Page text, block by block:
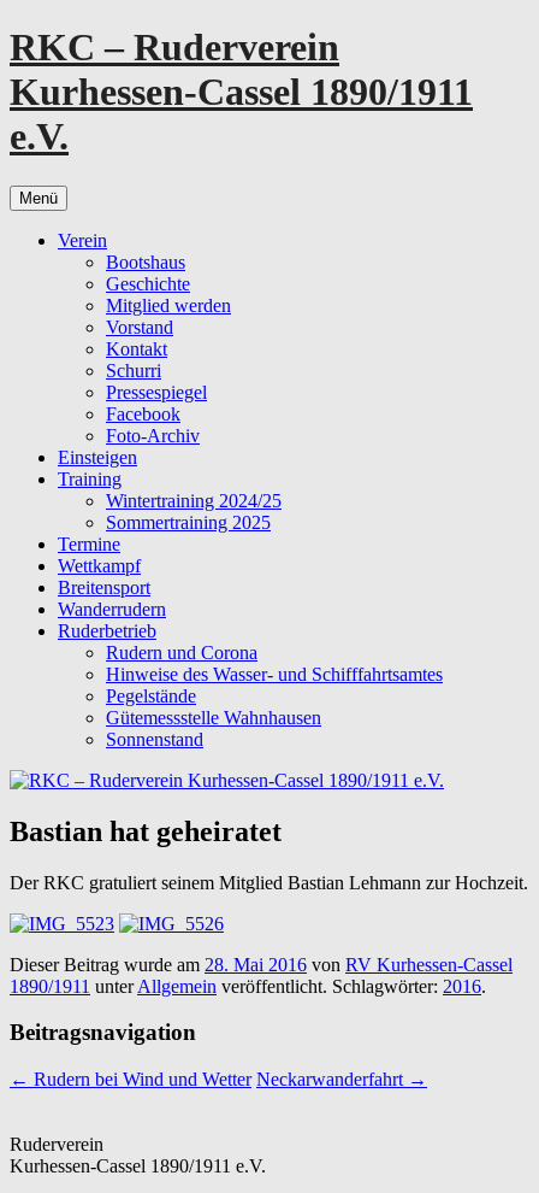
Zum
Inhalt
springen
RKC – Ruderverein
Kurhessen-Cassel 1890/1911
e.V.
Menü
Verein
Bootshaus
Geschichte
Mitglied werden
Vorstand
Kontakt
Schurri
Pressespiegel
Facebook
Foto-Archiv
Einsteigen
Training
Wintertraining 2024/25
Sommertraining 2025
Termine
Wettkampf
Breitensport
Wanderrudern
Ruderbetrieb
Rudern und Corona
Hinweise des Wasser- und Schifffahrtsamtes
Pegelstände
Gütemessstelle Wahnhausen
Sonnenstand
Bastian hat geheiratet
Der RKC gratuliert seinem Mitglied Bastian Lehmann zur Hochzeit.
Dieser Beitrag wurde am 28. Mai 2016 von RV Kurhessen-Cassel
1890/1911 unterAllgemein veröffentlicht. Schlagwörter: 2016.
Beitragsnavigation
← Rudern bei Wind und Wetter Neckarwanderfahrt →
Ruderverein
Kurhessen-Cassel 1890/1911 e.V.